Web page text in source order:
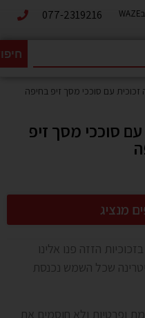
חלוצי התעשיה 67, מפרץ חיפה (לרשום בWAZE
077-2319216
זכוכית עם סוככי מסך זיפ בחיפה
עם סוככי מסך זיפ
מנציג
הזזה פנו אלינו
שכל השמש נכנסת
ופרטיות ולא חוסמים את